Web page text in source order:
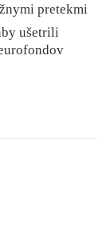
pretekmi
ušetrili